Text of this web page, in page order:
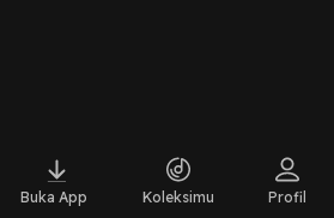
Buka App Koleksimu Profil